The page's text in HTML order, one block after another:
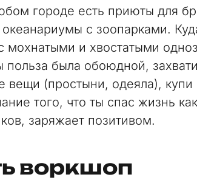
городе есть приюты для
с зоопарками.
мохнатыми и хвостатыми
польза была обоюдной,
вещи (простыни, одеяла), купи
того, что ты спас жизнь
заряжает позитивом.
воркшоп